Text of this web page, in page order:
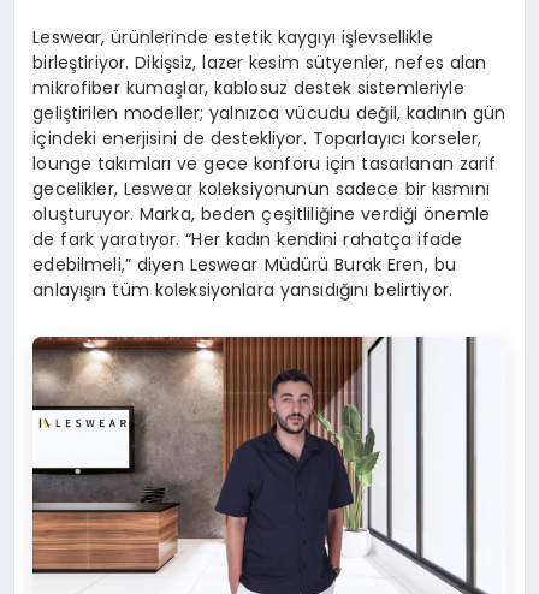
Leswear, ürünlerinde estetik kaygıyı işlevsellikle
birleştiriyor. Dikişsiz, lazer kesim sütyenler, nefes alan
mikrofiber kumaşlar, kablosuz destek sistemleriyle
geliştirilen modeller; yalnızca vücudu değil, kadının gün
içindeki enerjisini de destekliyor. Toparlayıcı korseler,
lounge takımları ve gece konforu için tasarlanan zarif
gecelikler, Leswear koleksiyonunun sadece bir kısmını
oluşturuyor. Marka, beden çeşitliliğine verdiği önemle
de fark yaratıyor. “Her kadın kendini rahatça ifade
edebilmeli,” diyen Leswear Müdürü Burak Eren, bu
anlayışın tüm koleksiyonlara yansıdığını belirtiyor.